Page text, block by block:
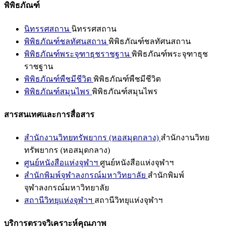
พิพิธภัณฑ์
นิทรรศสถาน นิทรรศสถาน
พิพิธภัณฑ์ชลทัศนสถาน พิพิธภัณฑ์ชลทัศนสถาน
พิพิธภัณฑ์พระจุฑาธุชราชฐาน พิพิธภัณฑ์พระจุฑาธุช
ราชฐาน
พิพิธภัณฑ์พืชมีชีวิต พิพิธภัณฑ์พืชมีชีวิต
พิพิธภัณฑ์สมุนไพร พิพิธภัณฑ์สมุนไพร
สารสนเทศและการสื่อสาร
สำนักงานวิทยทรัพยากร (หอสมุดกลาง) สำนักงานวิทย
ทรัพยากร (หอสมุดกลาง)
ศูนย์หนังสือแห่งจุฬาฯ ศูนย์หนังสือแห่งจุฬาฯ
สำนักพิมพ์จุฬาลงกรณ์มหาวิทยาลัย สำนักพิมพ์
จุฬาลงกรณ์มหาวิทยาลัย
สถานีวิทยุแห่งจุฬาฯ สถานีวิทยุแห่งจุฬาฯ
บริการตรวจวิเคราะห์คุณภาพ